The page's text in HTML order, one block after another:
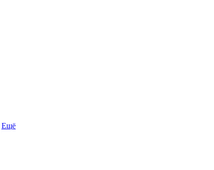
Ещё